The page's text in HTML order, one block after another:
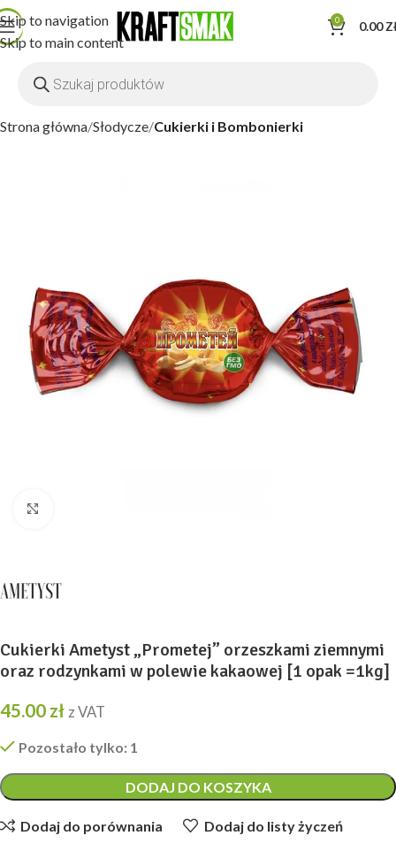
Skip to navigation
Skip to main content
0 0.00
Strona główna Słodycze Cukierki i Bombonierki
Cukierki Ametyst „Prometej” orzeszkami ziemnymi
oraz rodzynkami w polewie kakaowej [1 opak =1kg]
45.00 zł z VAT
Pozostało tylko: 1
DODAJ DO KOSZYKA
Dodaj do porównania Dodaj do listy życzeń